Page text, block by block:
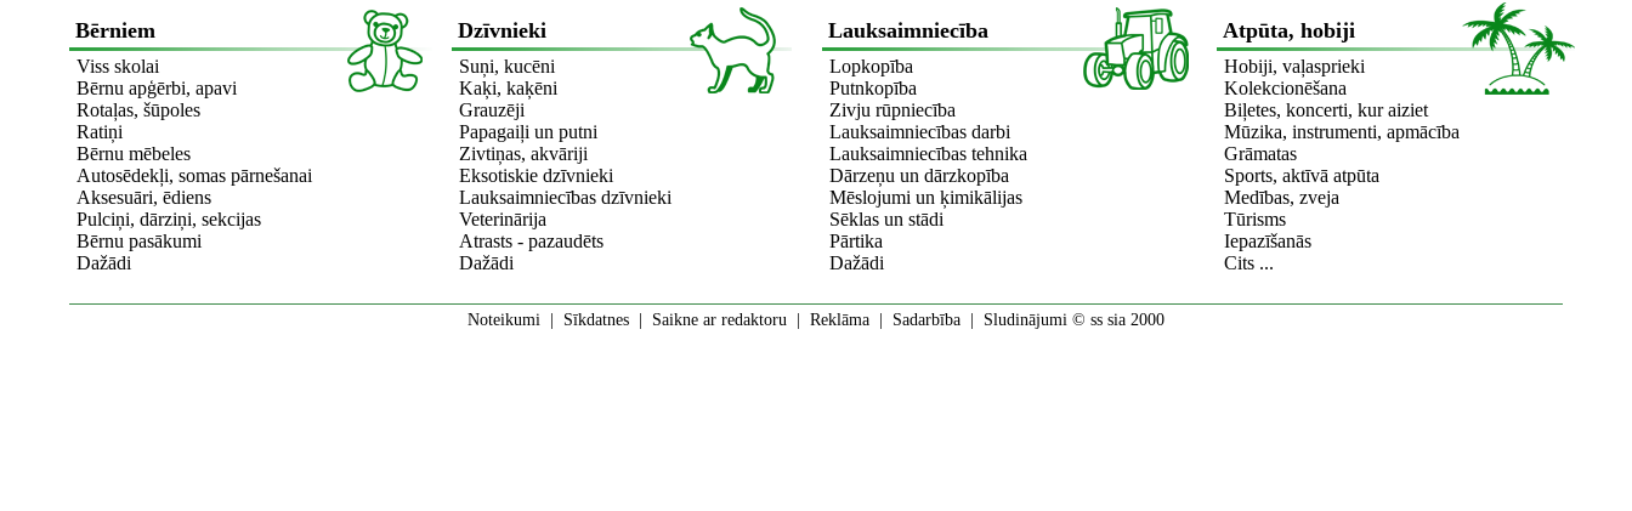
Bērniem
Viss skolai
Bērnu apģērbi, apavi
Rotaļas, šūpoles
Ratiņi
Bērnu mēbeles
Autosēdekļi, somas pārnešanai
Aksesuāri, ēdiens
Pulciņi, dārziņi, sekcijas
Bērnu pasākumi
Dažādi
Dzīvnieki
Suņi, kucēni
Kaķi, kaķēni
Grauzēji
Papagaiļi un putni
Zivtiņas, akvāriji
Eksotiskie dzīvnieki
Lauksaimniecības dzīvnieki
Veterinārija
Atrasts - pazaudēts
Dažādi
Lauksaimniecība
Lopkopība
Putnkopība
Zivju rūpniecība
Lauksaimniecības darbi
Lauksaimniecības tehnika
Dārzeņu un dārzkopība
Mēslojumi un ķimikālijas
Sēklas un stādi
Pārtika
Dažādi
Atpūta, hobiji
Hobiji, vaļasprieki
Kolekcionēšana
Biļetes, koncerti, kur aiziet
Mūzika, instrumenti, apmācība
Grāmatas
Sports, aktīvā atpūta
Medības, zveja
Tūrisms
Iepazīšanās
Cits ...
Noteikumi Sīkdatnes Saikne ar redaktoru Reklāma Sadarbība | Sludinājumi © ss sia 2000